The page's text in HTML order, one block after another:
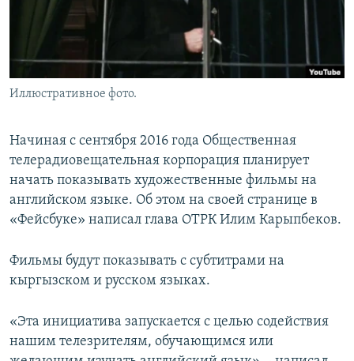
Иллюстративное фото.
Начиная с сентября 2016 года Общественная
телерадиовещательная корпорация планирует
начать показывать художественные фильмы на
английском языке. Об этом на своей странице в
«Фейсбуке» написал глава ОТРК Илим Карыпбеков.
Фильмы будут показывать с субтитрами на
кыргызском и русском языках.
«Эта инициатива запускается с целью содействия
нашим телезрителям, обучающимся или